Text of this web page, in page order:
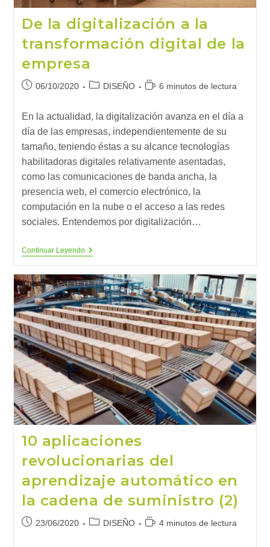
De la digitalización a la
transformación digital de la
empresa
Publicación
entrada:
06/10/2020
Categoría
entrada:
DISEÑO
Tiempo
lectura:
6 minutos de lectura
En la actualidad, la digitalización avanza en el día a
día de las empresas, independientemente de su
tamaño, teniendo éstas a su alcance tecnologías
habilitadoras digitales relativamente asentadas,
como las comunicaciones de banda ancha, la
presencia web, el comercio electrónico, la
computación en la nube o el acceso a las redes
sociales. Entendemos por digitalización…
Continuar LeyendoDe
A
La
Transformación
Digital
De
La
Empresa
10 aplicaciones
revolucionarias del
aprendizaje automático en
la cadena de suministro (2)
Publicación
23/06/2020
Categoría
DISEÑO
Tiempo4 minutos de lectura